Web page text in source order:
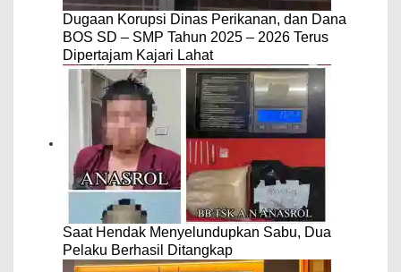
Dugaan Korupsi Dinas Perikanan, dan Dana
BOS SD – SMP Tahun 2025 – 2026 Terus
Dipertajam Kajari Lahat
Saat Hendak Menyelundupkan Sabu, Dua
Pelaku Berhasil Ditangkap